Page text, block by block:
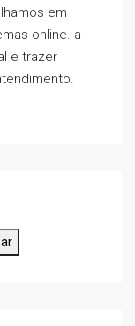
em
online. a
e trazer